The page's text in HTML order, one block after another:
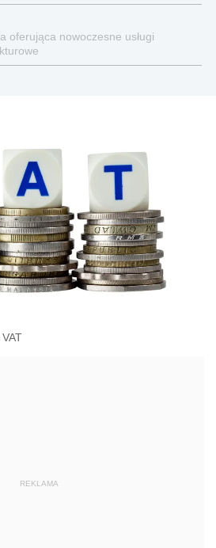
oferująca nowoczesne usługi